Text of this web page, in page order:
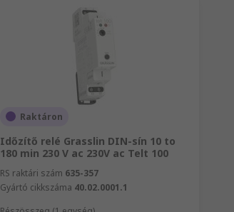
Raktáron
Időzítő relé Grasslin DIN-sín 10 to
180 min 230 V ac 230V ac Telt 100
RS raktári szám 635-357
Gyártó cikkszáma 40.02.0001.1